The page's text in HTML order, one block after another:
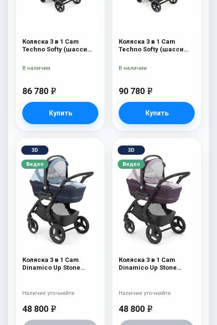
Коляска 3 в 1 Cam
Techno Softy (шасси
86 780 e
Купить
В наличии
Коляска 3 в 1 Cam
Techno Softy (шасси
90 780 e
Купить
В наличии
3D
Видео
Коляска 3 в 1 Cam
Dinamico Up Stone
48 800 e
Наличие уточняйте
3D
Видео
Коляска 3 в 1 Cam
Dinamico Up Stone
48 800 e
Наличие уточняйте